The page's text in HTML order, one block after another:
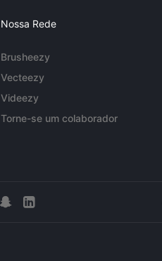
Nossa Rede
Brusheezy
Vecteezy
Videezy
Torne-se um colaborador